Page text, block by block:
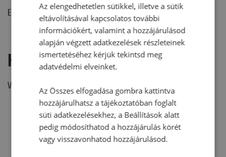
Ehhez a recepthez még nem érkezett hozzászólás.
Hozzászólás írása
Vélemény írásához, kérjük, jelentkezz be!
RECEPTAJÁNLÓ
Az elengedhetetlen sütikkel, illetve a sütik
eltávolításával kapcsolatos további
információkért, valamint a hozzájárulásod
alapján végzett adatkezelések részleteinek
ismertetéséhez kérjük tekintsd meg
adatvédelmi elveinket.
Az Összes elfogadása gombra kattintva
hozzájárulhatsz a tájékoztatóban foglalt
süti adatkezelésekhez, a Beállítások alatt
pedig módosíthatod a hozzájárulás körét
vagy visszavonhatod hozzájárulásod.